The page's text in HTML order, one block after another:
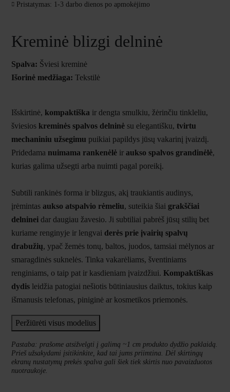
Pristatymas: 1-3 darbo dienos po apmokėjimo
Kreminė blizgi delninė
Spalva: Šviesi kreminė
Išorinė medžiaga: Tekstilė
Išskirtinė, kompaktiška ir dengta smulkiu, žėrinčiu tinkleliu,
šviesios kreminės spalvos delninė su elegantišku, tvirtu
mechaniniu užsegimu puikiai papildys jūsų vakarinį įvaizdį.
Pridedama nuimama rankenėlė ir aukso spalvos grandinėlė,
kurias galima užsegti arba nuimti pagal poreikį.
Subtili rankinės forma ir blizgus, akį traukiantis audinys,
įrėmintas aukso atspalvio rėmeliu, suteikia šiai grakščiai
delninei dar daugiau žavesio. Ji subtiliai pabrėš jūsų stilių bet
kuriame renginyje ir lengvai derės prie įvairių spalvų
drabužių, ypač žemės tonų, baltos, juodos, tamsiai mėlynos ar
smaragdinės suknelės. Tinka vakarėliams, šventiniams
renginiams, o taip pat ir kasdieniam įvaizdžiui. Kompaktiškas
dydis leidžia patogiai nešiotis būtiniausius daiktus, tokius kaip
išmanusis telefonas, piniginė ar kosmetikos priemonės.
Peržiūrėti visus modelius
Pastaba: prašome atsižvelgti į galimą ~1 cm produkto dydžio paklaidą.
Prieš užsakydami įsitikinkite, kad tai jums priimtina. Dėl skirtingų
ekranų nustatymų prekės spalva gali šiek tiek skirtis nuo pavaizduotos
nuotraukoje.